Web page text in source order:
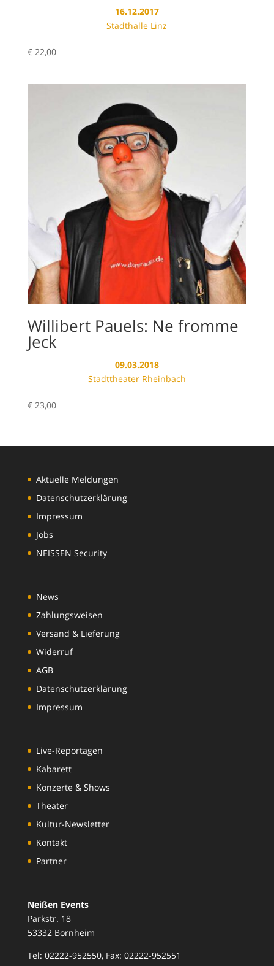
16.12.2017
Stadthalle Linz
€22,00
Willibert Pauels: Ne fromme
Jeck
09.03.2018
Stadttheater Rheinbach
€23,00
Aktuelle Meldungen
Datenschutzerklärung
Impressum
Jobs
NEISSEN Security
News
Zahlungsweisen
Versand & Lieferung
Widerruf
AGB
Datenschutzerklärung
Impressum
Live-Reportagen
Kabarett
Konzerte & Shows
Theater
Kultur-Newsletter
Kontakt
Partner
Neißen Events
Parkstr. 18
53332 Bornheim
Tel: 02222-952550, Fax: 02222-952551